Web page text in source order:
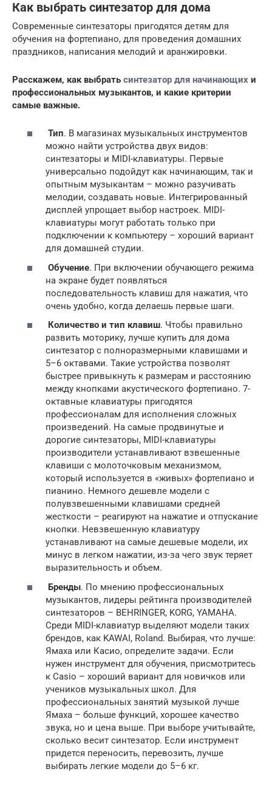
Как выбрать синтезатор для дома
Современные синтезаторы пригодятся детям для
обучения на фортепиано, для проведения домашних
праздников, написания мелодий и аранжировки.
Расскажем, как выбрать синтезатор для начинающих и
профессиональных музыкантов, и какие критерии
самые важные.
Тип. В магазинах музыкальных инструментов
можно найти устройства двух видов:
синтезаторы и MIDI-клавиатуры. Первые
универсально подойдут как начинающим, так и
опытным музыкантам – можно разучивать
мелодии, создавать новые. Интегрированный
дисплей упрощает выбор настроек. MIDI-
клавиатуры могут работать только при
подключении к компьютеру – хороший вариант
для домашней студии.
Обучение. При включении обучающего режима
на экране будет появляться
последовательность клавиш для нажатия, что
очень удобно, когда делаешь первые шаги.
Количество и тип клавиш. Чтобы правильно
развить моторику, лучше купить для дома
синтезатор с полноразмерными клавишами и
5–6 октавами. Такие устройства позволят
быстрее привыкнуть к размерам и расстоянию
между кнопками акустического фортепиано. 7-
октавные клавиатуры пригодятся
профессионалам для исполнения сложных
произведений. На самые продвинутые и
дорогие синтезаторы, MIDI-клавиатуры
производители устанавливают взвешенные
клавиши с молоточковым механизмом,
который используется в «живых» фортепиано и
пианино. Немного дешевле модели с
полувзвешенными клавишами средней
жесткости – реагируют на нажатие и отпускание
кнопки. Невзвешенную клавиатуру
устанавливают на самые дешевые модели, их
минус в легком нажатии, из-за чего звук теряет
выразительность и объем.
Бренды. По мнению профессиональных
музыкантов, лидеры рейтинга производителей
синтезаторов – BEHRINGER, KORG, YAMAHA.
Среди MIDI-клавиатур выделяют модели таких
брендов, как KAWAI, Roland. Выбирая, что лучше:
Ямаха или Касио, определите задачи. Если
нужен инструмент для обучения, присмотритесь
к Casio – хороший вариант для новичков или
учеников музыкальных школ. Для
профессиональных занятий музыкой лучше
Ямаха – больше функций, хорошее качество
звука, но и цена выше. При выборе учитывайте,
сколько весит синтезатор. Если инструмент
придется переносить, перевозить, лучше
выбирать легкие модели до 5–6 кг.